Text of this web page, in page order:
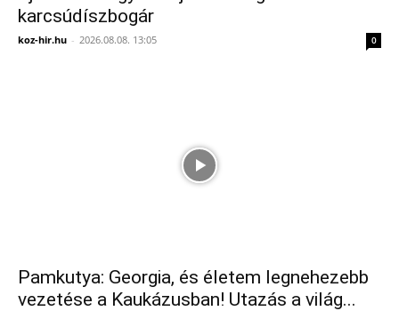
karcsúdíszbogár
koz-hir.hu - 2026.08.08. 13:05 0
Pamkutya: Georgia, és életem legnehezebb
vezetése a Kaukázusban! Utazás a világ...